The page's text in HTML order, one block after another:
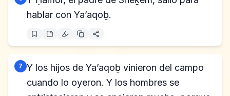
hablar con Ya’aqoḇ.
7 Y los hijos de Ya’aqoḇ vinieron del campo
cuando lo oyeron. Y los hombres se